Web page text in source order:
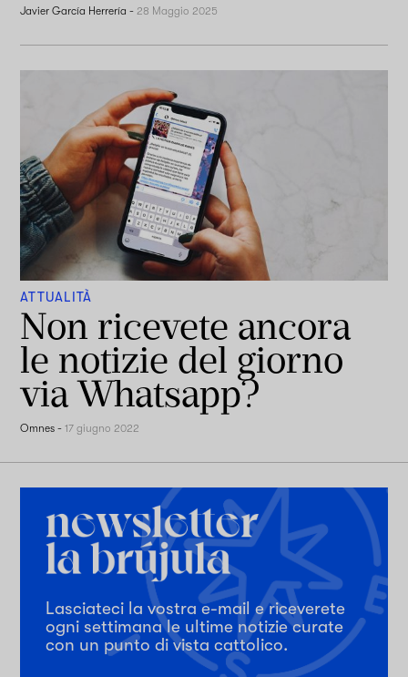
Javier García Herrería -28 Maggio 2025
ATTUALITÀ
Non ricevete ancora
le notizie del giorno
via Whatsapp?
Omnes -17 giugno 2022
Lasciateci la vostra e-mail e riceverete
ogni settimana le ultime notizie curate
con un punto di vista cattolico.